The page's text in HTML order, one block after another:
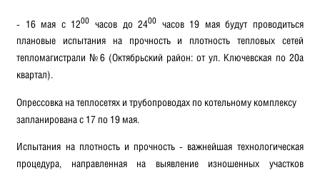
- 16 мая с 1200 часов до 2400 часов 19 мая будут проводиться
плановые испытания на прочность и плотность тепловых сетей
тепломагистрали №6 (Октябрьский район: от ул. Ключевская по 20а
квартал).
Опрессовка на теплосетях и трубопроводах по котельному комплексу
запланирована с 17 по 19 мая.
Испытания на плотность и прочность - важнейшая технологическая
процедура, направленная на выявление изношенных участков